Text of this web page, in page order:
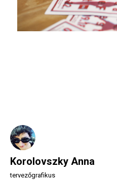
Korolovszky Anna
tervezőgrafikus